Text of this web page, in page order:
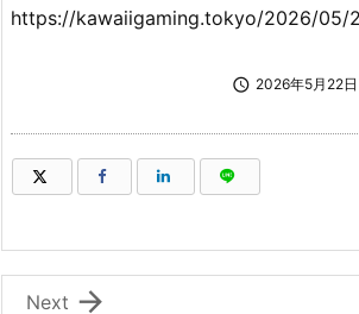
https://kawaiigaming.tokyo/2026/05/
 2026年5月22日
（新しいウィンドウで開きます）
（新しいウィンドウで開きます）
（新しいウィンドウで開きます
（新しいウィンドウ

Next